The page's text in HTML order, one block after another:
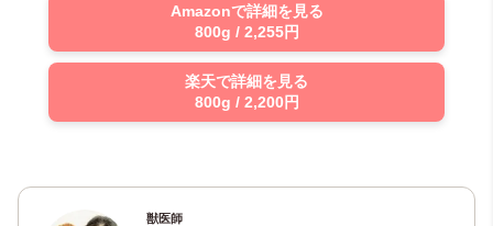
Amazonで詳細を見る
800g / 2,255円
楽天で詳細を見る
800g / 2,200円
獣医師